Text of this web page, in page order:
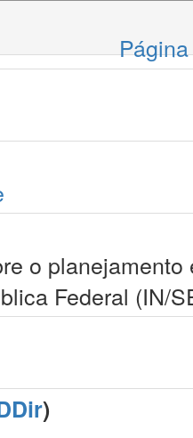
o
Federal (IN/
)